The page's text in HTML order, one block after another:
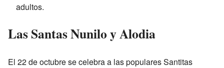
adultos.
Las Santas Nunilo y Alodia
El 22 de octubre se celebra a las populares Santitas